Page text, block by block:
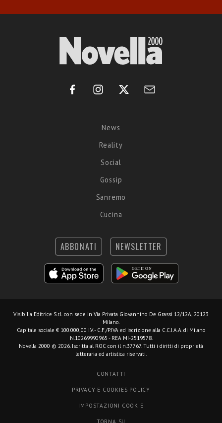
News
Reality
Social
Gossip
Sanremo
Cucina
ABBONATI NEWSLETTER
Visibilia Editrice S.r.l. con sede in Via Privata Giovannino De Grassi 12/12A, 20123
Milano.
Capitale sociale € 100.000,00 I.V. - C.F./P.IVA ed iscrizione alla C.C.I.A.A. di Milano
N.10269990965 - REA MI-2519578.
Novella 2000 © 2026. Iscritta al ROC con il n.37767. Tutti i diritti di proprietà
letteraria ed artistica riservati.
CONTATTI
PRIVACY E COOKIES POLICY
IMPOSTAZIONI COOKIE
TORNA SU